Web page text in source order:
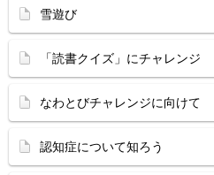
雪遊び
「読書クイズ」にチャレンジ
なわとびチャレンジに向けて
認知症について知ろう